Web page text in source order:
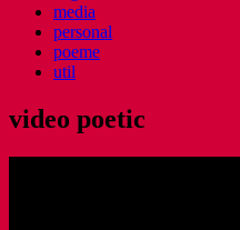
media
personal
poeme
util
video poetic